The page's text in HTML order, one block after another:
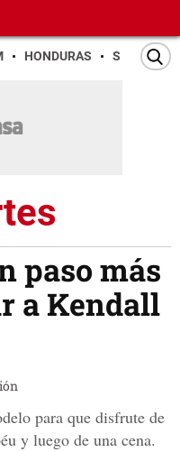
HONDURAS SAN PEDRO
paso más
a Kendall
para que disfrute de
y luego de una cena.